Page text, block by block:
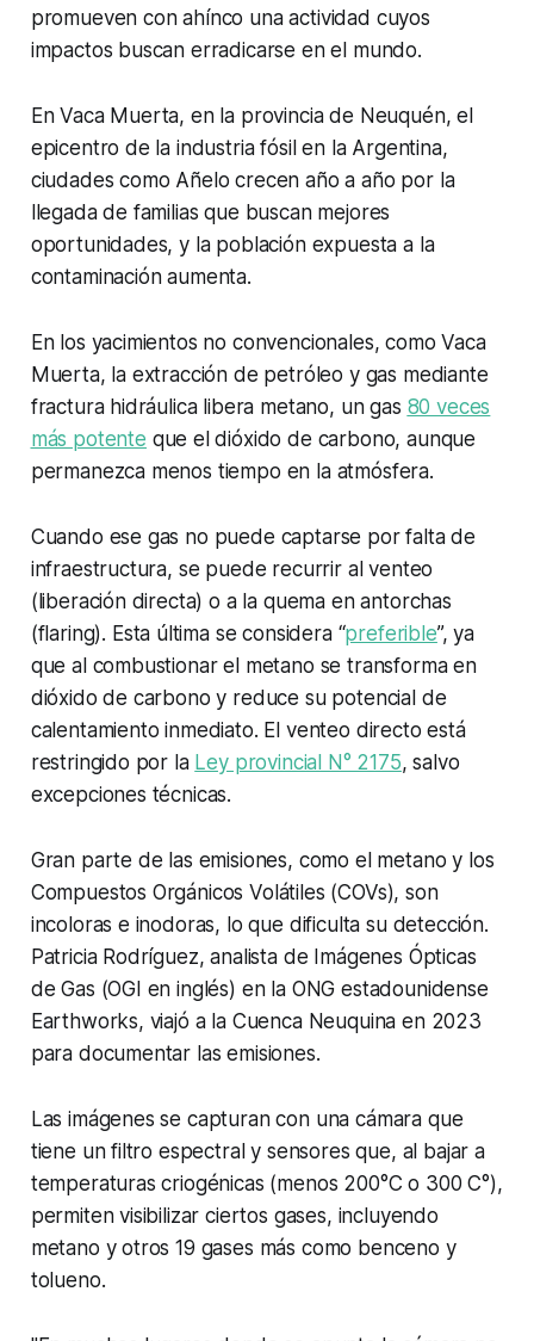
promueven con ahínco una actividad cuyos
impactos buscan erradicarse en el mundo.
En Vaca Muerta, en la provincia de Neuquén, el
epicentro de la industria fósil en la Argentina,
ciudades como Añelo crecen año a año por la
llegada de familias que buscan mejores
oportunidades, y la población expuesta a la
contaminación aumenta.
En los yacimientos no convencionales, como Vaca
Muerta, la extracción de petróleo y gas mediante
fractura hidráulica libera metano, un gas 80 veces
más potente que el dióxido de carbono, aunque
permanezca menos tiempo en la atmósfera.
Cuando ese gas no puede captarse por falta de
infraestructura, se puede recurrir al venteo
(liberación directa) o a la quema en antorchas
(flaring). Esta última se considera “preferible”, ya
que al combustionar el metano se transforma en
dióxido de carbono y reduce su potencial de
calentamiento inmediato. El venteo directo está
restringido por la Ley provincial N° 2175, salvo
excepciones técnicas.
Gran parte de las emisiones, como el metano y los
Compuestos Orgánicos Volátiles (COVs), son
incoloras e inodoras, lo que dificulta su detección.
Patricia Rodríguez, analista de Imágenes Ópticas
de Gas (OGI en inglés) en la ONG estadounidense
Earthworks, viajó a la Cuenca Neuquina en 2023
para documentar las emisiones.
Las imágenes se capturan con una cámara que
tiene un filtro espectral y sensores que, al bajar a
temperaturas criogénicas (menos 200°C o 300 C°),
permiten visibilizar ciertos gases, incluyendo
metano y otros 19 gases más como benceno y
tolueno.